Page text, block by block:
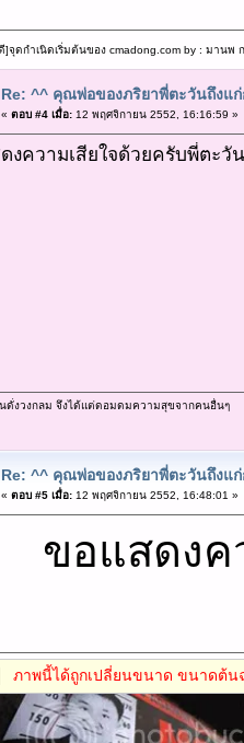
]จุดกำเนิดเริ่มต้นของ cmadong.com by : มานพ
Re: ^^ คุณพ่อของภริยาพี่ตะวันถึงแ
« ตอบ #4 เมื่อ:12 พฤศจิกายน 2552, 16:16:59 »
งความเสียใจด้วยครับพี่ตะวัน
ดั่งวงกลม จึงได้แต่ดอมดมความสุขจากคนอื่นๆ
Re: ^^ คุณพ่อของภริยาพี่ตะวันถึงแ
« ตอบ #5 เมื่อ:12 พฤศจิกายน 2552, 16:48:01 »
ขอแสดงค
ภาพนี้ได้ถูกเปลี่ยนขนาด ขนาดต้น